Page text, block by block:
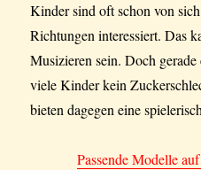
Kinder sind oft schon von
Richtungen interessiert. Das
Musizieren sein. Doch
viele Kinder kein
bieten dagegen eine
Passende Modelle